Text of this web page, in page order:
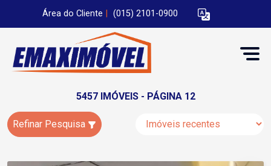
Área do Cliente (015) 2101-0900
5457 IMÓVEIS - PÁGINA 12
Refinar Pesquisa